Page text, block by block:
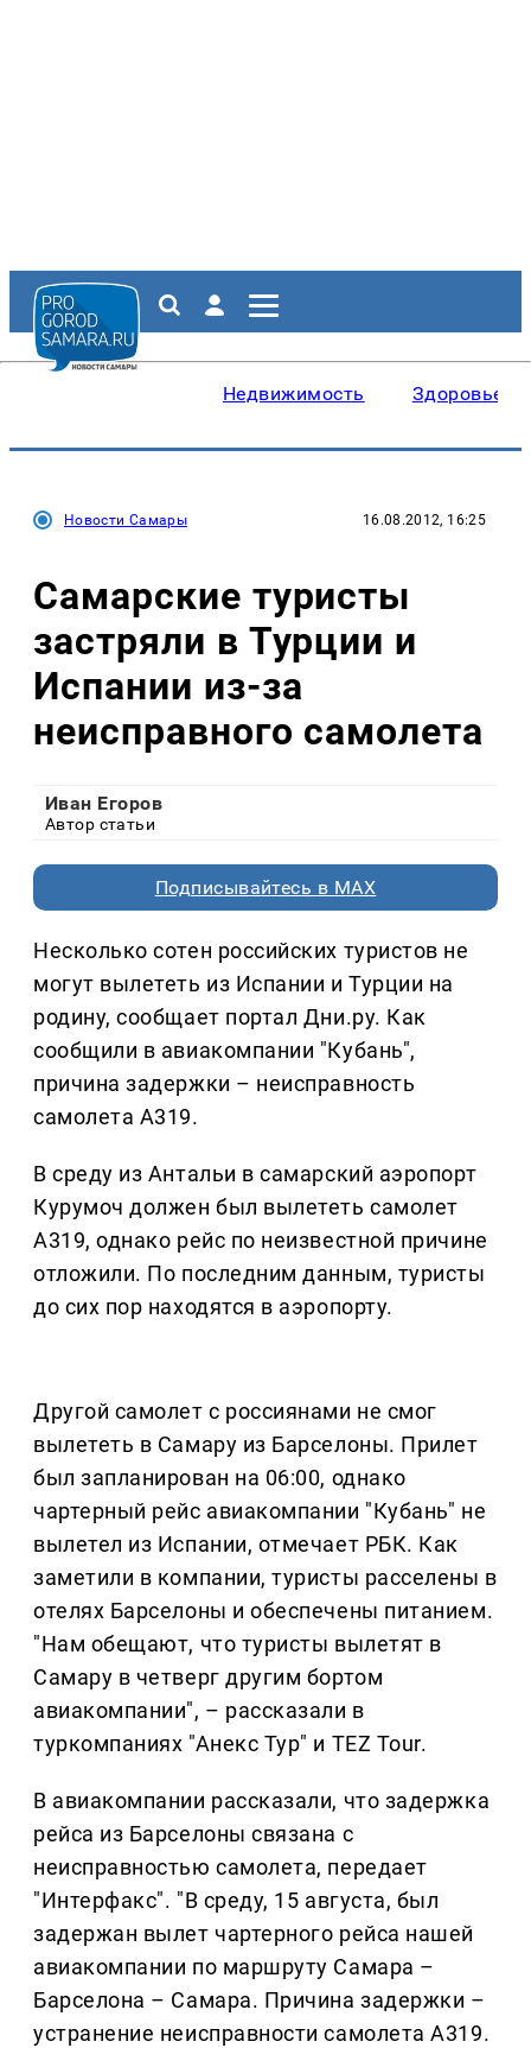
Недвижимость Здоровье
Новости Самары 16.08.2012, 16:25
Самарские туристы
застряли в Турции и
Испании из-за
неисправного самолета
Иван Егоров
Автор статьи
Подписывайтесь в MAX
Несколько сотен российских туристов не
могут вылететь из Испании и Турции на
родину, сообщает портал Дни.ру. Как
сообщили в авиакомпании "Кубань",
причина задержки – неисправность
самолета A319.
В среду из Антальи в самарский аэропорт
Курумоч должен был вылететь самолет
А319, однако рейс по неизвестной причине
отложили. По последним данным, туристы
до сих пор находятся в аэропорту.
Другой самолет c россиянами не смог
вылететь в Самару из Барселоны. Прилет
был запланирован на 06:00, однако
чартерный рейс авиакомпании "Кубань" не
вылетел из Испании, отмечает РБК. Как
заметили в компании, туристы расселены в
отелях Барселоны и обеспечены питанием.
"Нам обещают, что туристы вылетят в
Самару в четверг другим бортом
авиакомпании", – рассказали в
туркомпаниях "Анекс Тур" и TEZ Tour.
В авиакомпании рассказали, что задержка
рейса из Барселоны связана с
неисправностью самолета, передает
"Интерфакс". "В среду, 15 августа, был
задержан вылет чартерного рейса нашей
авиакомпании по маршруту Самара –
Барселона – Самара. Причина задержки –
устранение неисправности самолета A319.